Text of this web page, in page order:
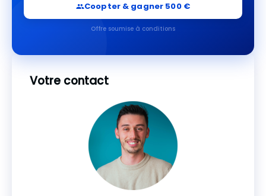
Coopter & gagner 500 €
Offre soumise à conditions
Votre contact